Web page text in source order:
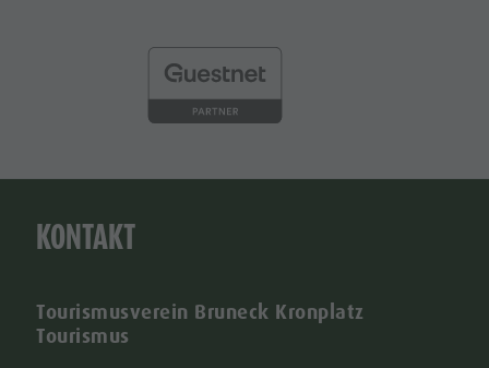
KONTAKT
Tourismusverein Bruneck Kronplatz
Tourismus